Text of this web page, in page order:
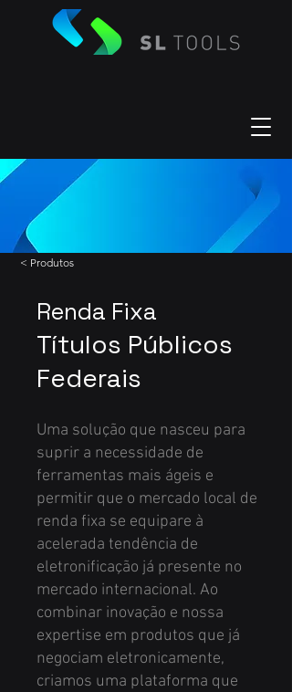
< Produtos
Renda Fixa
Títulos Públicos
Federais
Uma solução que nasceu para
suprir a necessidade de
ferramentas mais ágeis e
permitir que o mercado local de
renda fixa se equipare à
acelerada tendência de
eletronificação já presente no
mercado internacional. Ao
combinar inovação e nossa
expertise em produtos que já
negociam eletronicamente,
criamos uma plataforma que